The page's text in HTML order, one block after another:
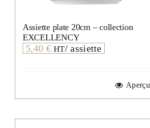
Assiette plate 20cm – collection
EXCELLENCY
5,40 € HT/ assiette
Aperçu